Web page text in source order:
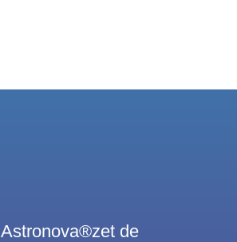
Astronova®zet de